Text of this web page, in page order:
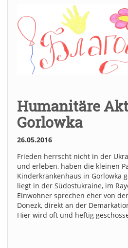
Humanitäre
Gorlowka
26.05.2016
Frieden herrscht nicht in der
und erleben, haben die kleinen
Kinderkrankenhaus in Gorlowka
liegt in der Südostukraine, im
Einwohner sprechen eher von
Donezk, direkt an der
Hier wird oft und heftig